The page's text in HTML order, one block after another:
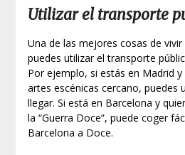
Utilizar el transporte
Una de las mejores cosas de vivir
puedes utilizar el transporte
Por ejemplo, si estás en Madrid y
artes escénicas cercano, puedes
llegar. Si está en Barcelona y
la “Guerra Doce”, puede coger
Barcelona a Doce.